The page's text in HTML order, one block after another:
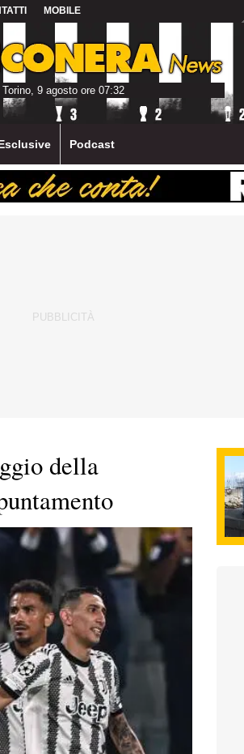
MOBILE
Torino, 9 agosto ore 07:32
Podcast
della